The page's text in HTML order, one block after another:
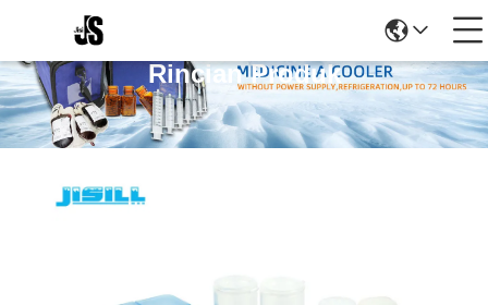
Rincian Produk